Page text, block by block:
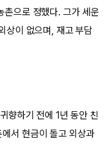
촌으로 정했다. 그가 세운
상이 없으며, 재고 부담
향하기 전에 1년 동안 친
서 현금이 돌고 외상과